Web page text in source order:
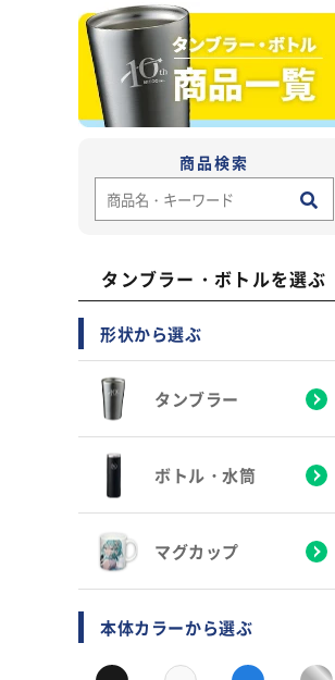
商品検索
タンブラー・ボトルを選ぶ
形状から選ぶ
タンブラー
ボトル・水筒
マグカップ
本体カラーから選ぶ